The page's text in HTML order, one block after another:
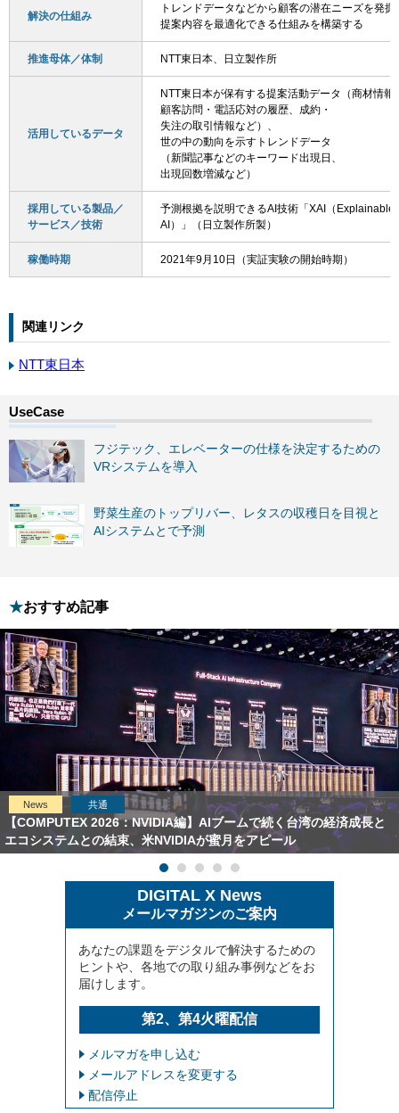
解決の仕組み
トレンドデータなどから顧客の潜在ニーズを発掘
提案内容を最適化できる仕組みを構築する
推進母体／体制 NTT東日本、日立製作所
活用しているデータ
NTT東日本が保有する提案活動データ（商材情報
顧客訪問・電話応対の履歴、成約・
失注の取引情報など）、
世の中の動向を示すトレンドデータ
（新聞記事などのキーワード出現日、
出現回数増減など）
採用している製品／
サービス／技術
予測根拠を説明できるAI技術「XAI（Explainable
AI）」（日立製作所製）
稼働時期 2021年9月10日（実証実験の開始時期）
関連リンク
NTT東日本
フジテック、エレベーターの仕様を決定するための
VRシステムを導入
野菜生産のトップリバー、レタスの収穫日を目視と
AIシステムとで予測
おすすめ記事
News 共通
【COMPUTEX 2026：NVIDIA編】AIブームで続く台湾の経済成長と
エコシステムとの結束、米NVIDIAが蜜月をアピール
DIGITAL X News
メールマガジンのご案内
あなたの課題をデジタルで解決するための
ヒントや、各地での取り組み事例などをお
届けします。
第2、第4火曜配信
メルマガを申し込む
メールアドレスを変更する
配信停止